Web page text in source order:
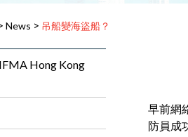
News > 吊船變海盜船？
Hong Kong
早前網
防員成